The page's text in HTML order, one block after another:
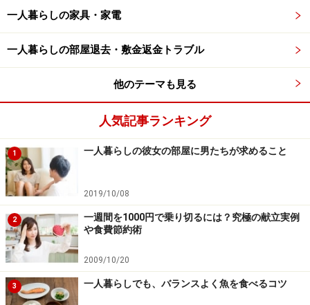
便局留めで指定します。これなら勤務先に届けるのが難
いうときにも便利。代金引換や着払いの商品でも対応し
てもらえます。24時間営業している郵便局もあるので、
受け取りやすい場所がないか調べてみましょう。
ただし、こちらも郵便局から荷物が届いた際の連絡はあ
りません。また、生もの、チルド、冷凍の商品も対応で
きません。
■簡易宅配ボックスを使う
アパートやマンションに宅配ボックスがついていると、
宅配便受け取りのストレスはずいぶん減りますが、そう
ではないという人も多いでしょう。そこでおすすめなの
が簡易の宅配ボックスです。
個人用の宅配ボックスにはいくつか種類がありますが、
一人暮らしの家具・家電
一人暮らしの部屋退去・敷金返金トラブル
他のテーマも見る
人気記事ランキング
1 一人暮らしの彼女の部屋に男たちが求めること
2019/10/08
2
一週間を1000円で乗り切るには？究極の献立実例
や食費節約術
2009/10/20
3 一人暮らしでも、バランスよく魚を食べるコツ